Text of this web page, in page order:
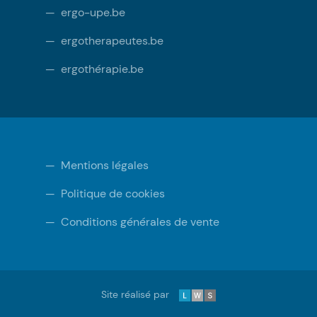
— ergo-upe.be
— ergotherapeutes.be
— ergothérapie.be
— Mentions légales
— Politique de cookies
— Conditions générales de vente
Site réalisé par LWS